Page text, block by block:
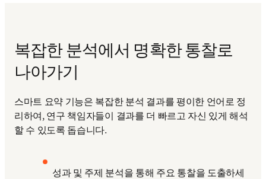
복잡한 분석에서 명확한 통찰로
나아가기
스마트 요약 기능은 복잡한 분석 결과를 평이한 언어로 정
리하여, 연구 책임자들이 결과를 더 빠르고 자신 있게 해석
할 수 있도록 돕습니다.
성과 및 주제 분석을 통해 주요 통찰을 도출하세